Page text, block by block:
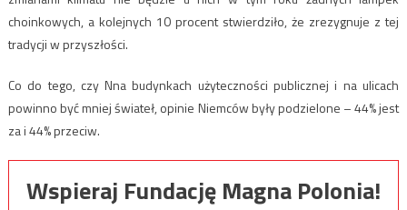
choinkowych, a kolejnych 10 procent stwierdziło, że zrezygnuje z tej
tradycji w przyszłości.
Co do tego, czy Nna budynkach użyteczności publicznej i na ulicach
powinno być mniej świateł, opinie Niemców były podzielone – 44% jest
za i 44% przeciw.
Wspieraj Fundację Magna Polonia!